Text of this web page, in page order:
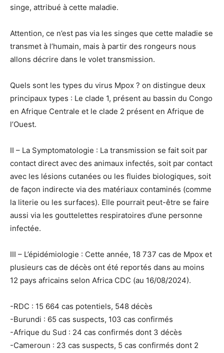
singe, attribué à cette maladie.
Attention, ce n’est pas via les singes que cette maladie se
transmet à l’humain, mais à partir des rongeurs nous
allons décrire dans le volet transmission.
Quels sont les types du virus Mpox ? on distingue deux
principaux types : Le clade 1, présent au bassin du Congo
en Afrique Centrale et le clade 2 présent en Afrique de
l’Ouest.
II – La Symptomatologie : La transmission se fait soit par
contact direct avec des animaux infectés, soit par contact
avec les lésions cutanées ou les fluides biologiques, soit
de façon indirecte via des matériaux contaminés (comme
la literie ou les surfaces). Elle pourrait peut-être se faire
aussi via les gouttelettes respiratoires d’une personne
infectée.
III – L’épidémiologie : Cette année, 18 737 cas de Mpox et
plusieurs cas de décès ont été reportés dans au moins
12 pays africains selon Africa CDC (au 16/08/2024).
-RDC : 15 664 cas potentiels, 548 décès
-Burundi : 65 cas suspects, 103 cas confirmés
-Afrique du Sud : 24 cas confirmés dont 3 décès
-Cameroun : 23 cas suspects, 5 cas confirmés dont 2